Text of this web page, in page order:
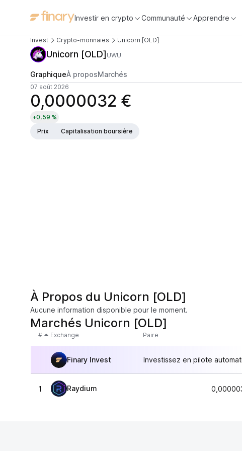
Investir en crypto Communauté Apprendre
Invest Crypto-monnaies Unicorn [OLD]
Unicorn [OLD] UWU
GraphiqueÀ proposMarchés
07 août 2026
0,0000032 €
+0,59 %
Prix
Capitalisation boursière
À Propos du Unicorn [OLD]
Aucune information disponible pour le moment.
Marchés Unicorn [OLD]
# Exchange Paire
Finary Invest Investissez en pilote
1 Raydium